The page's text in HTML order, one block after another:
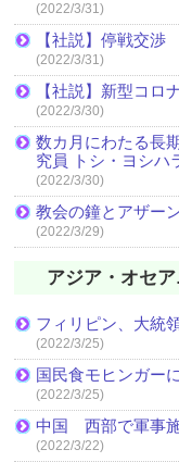
(2022/3/31)
【社説】停戦交
(2022/3/31)
【社説】新型コ
(2022/3/30)
数カ月にわたる長
究員 トシ・ヨシハ
(2022/3/30)
教会の鐘とアザー
(2022/3/29)
アジア・オセ
フィリピン、大統
(2022/3/25)
国民食モヒンガー
(2022/3/25)
中国 西部で軍事
(2022/3/22)